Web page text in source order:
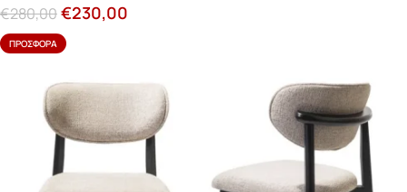
€280,00€230,00
ΠΡΟΣΦΟΡΆ